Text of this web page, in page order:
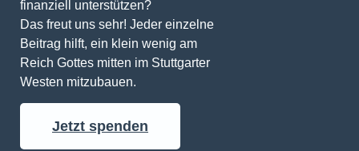
finanziell unterstützen?
Das freut uns sehr! Jeder einzelne
Beitrag hilft, ein klein wenig am
Reich Gottes mitten im Stuttgarter
Westen mitzubauen.
Jetzt spenden